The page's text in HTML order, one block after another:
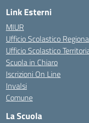
Link Esterni
MIUR
Ufficio Scolastico
Ufficio Scolastico
Scuola in Chiaro
Iscrizioni On Line
Invalsi
Comune
La Scuola